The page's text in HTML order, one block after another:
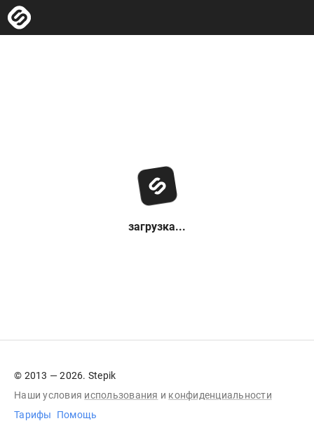
загрузка...
© 2013 — 2026. Stepik
Наши условия использования и конфиденциальности
Тарифы
Помощь